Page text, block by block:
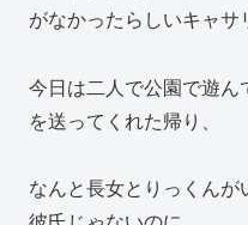
がなかったらしいキャサ
今日は二人で公園で遊
を送ってくれた帰り、
なんと長女とりっくんが